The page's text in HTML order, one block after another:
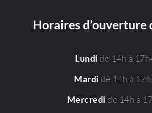
Horaires d’ouverture
Lundi de 14h à
Mardi de 14h à
Mercredi de 14h à